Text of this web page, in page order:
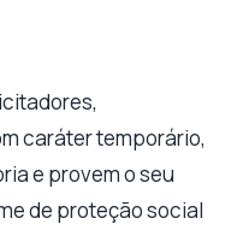
caráter temporário,
e provem o seu
de proteção social